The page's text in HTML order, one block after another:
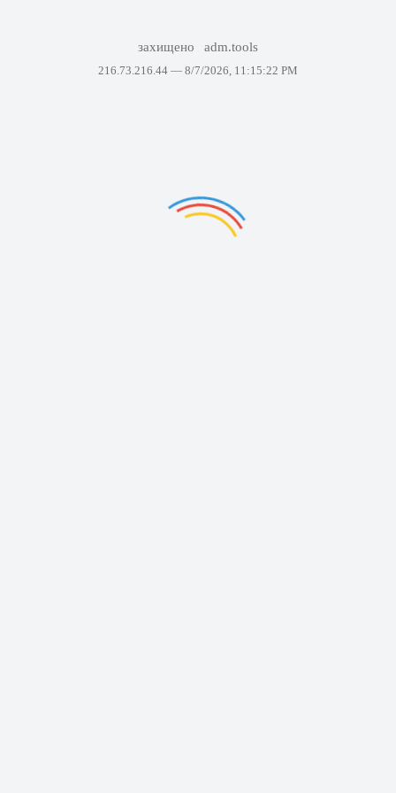
захищено adm.tools
216.73.216.44 — 8/7/2026, 11:15:22 PM